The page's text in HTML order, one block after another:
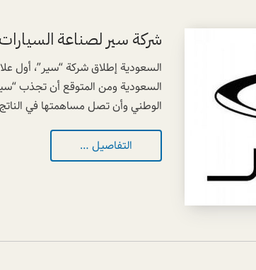
شركة سير لصناعة السيارات
السعودية إطلاق شركة “سير”، أول
الوطني وأن تصل مساهمتها في
التفاصيل …